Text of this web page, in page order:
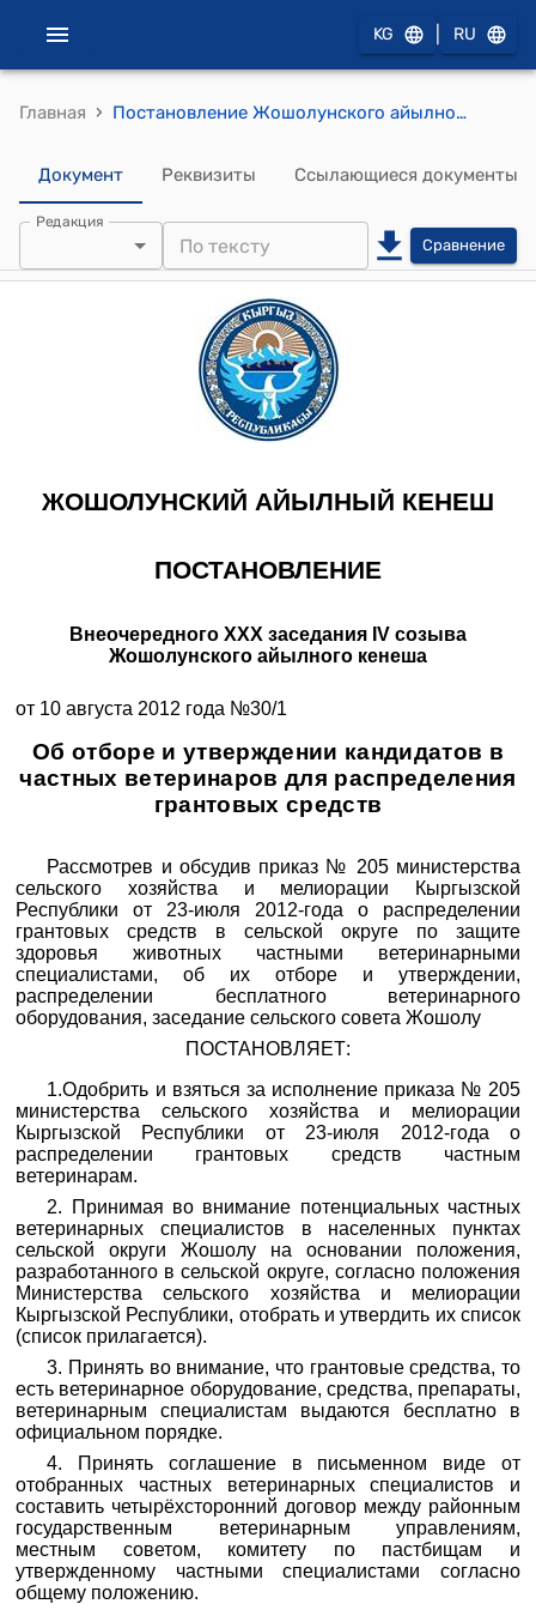
KG RU
Главная › Постановление Жошолунского айылного кенеша от 10 августа 2012 года №30/1 "Об отборе и утверждении кандидатов в частных ветеринаров для распределения грантовых средств"
Документ Реквизиты Ссылающиеся документы
Редакция
Сравнение